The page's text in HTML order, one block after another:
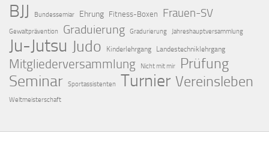
BJJ Bundessemiar Ehrung Fitness-Boxen Frauen-SV
Gewaltprävention Graduierung Gradurierung Jahreshauptversammlung
Ju-Jutsu Judo Kinderlehrgang Landestechniklehrgang
Mitgliederversammlung Nicht mit mir Prüfung
Seminar Sportassistenten Turnier Vereinsleben
Weltmeisterschaft